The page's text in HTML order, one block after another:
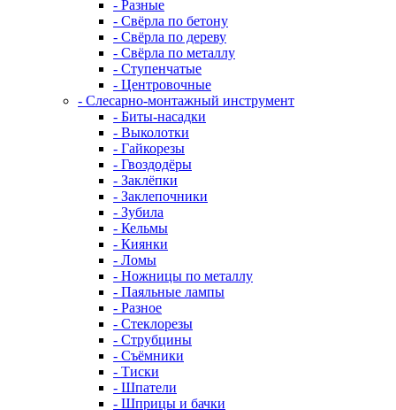
- Разные
- Свёрла по бетону
- Свёрла по дереву
- Свёрла по металлу
- Ступенчатые
- Центровочные
- Слесарно-монтажный инструмент
- Биты-насадки
- Выколотки
- Гайкорезы
- Гвоздодёры
- Заклёпки
- Заклепочники
- Зубила
- Кельмы
- Киянки
- Ломы
- Ножницы по металлу
- Паяльные лампы
- Разное
- Стеклорезы
- Струбцины
- Съёмники
- Тиски
- Шпатели
- Шприцы и бачки